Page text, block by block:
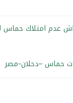
عدم امتلاك حماس
حماس –دحلان-مصر